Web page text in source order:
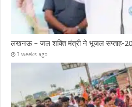
लखनऊ – जल शक्ति मंत्री ने भूजल सप्ताह-
3 weeks ago